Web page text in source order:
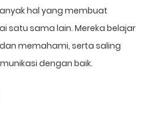
hal yang membuat
satu sama lain. Mereka belajar
memahami, serta saling
dengan baik.